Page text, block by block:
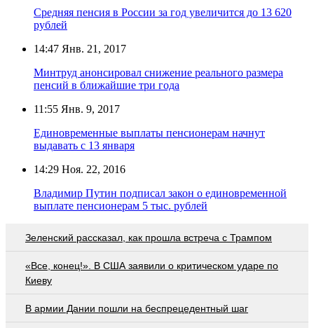
Средняя пенсия в России за год увеличится до 13 620
рублей
14:47 Янв. 21, 2017
Минтруд анонсировал снижение реального размера
пенсий в ближайшие три года
11:55 Янв. 9, 2017
Единовременные выплаты пенсионерам начнут
выдавать с 13 января
14:29 Ноя. 22, 2016
Владимир Путин подписал закон о единовременной
выплате пенсионерам 5 тыс. рублей
Зеленский рассказал, как прошла встреча с Трампом
«Все, конец!». В США заявили о критическом ударе по
Киеву
В армии Дании пошли на беспрецедентный шаг